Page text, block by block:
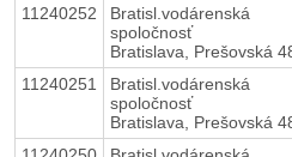
11240252
Bratisl.vodárenská
spoločnosť
Bratislava, Prešovská
11240251
Bratisl.vodárenská
spoločnosť
Bratislava, Prešovská